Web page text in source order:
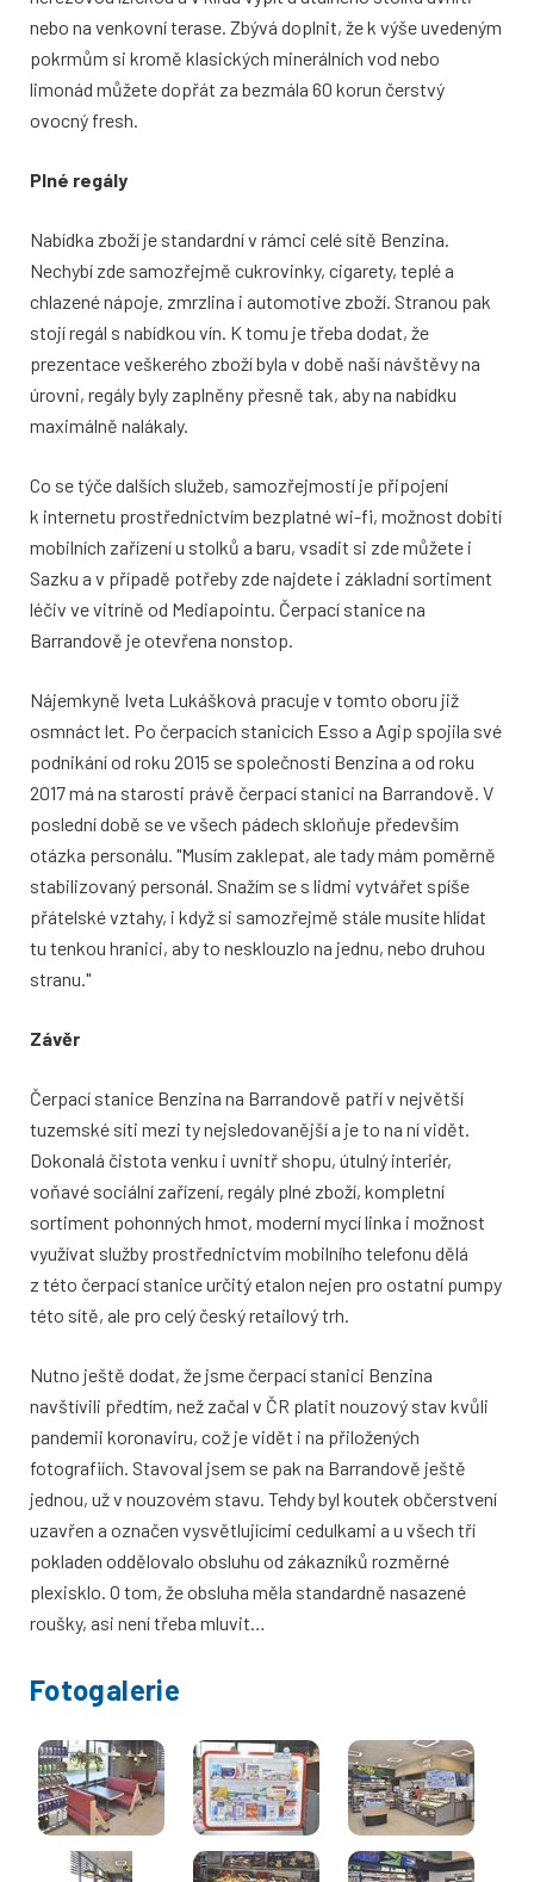
nebo na venkovní terase. Zbývá doplnit, že k výše uvedeným
pokrmům si kromě klasických minerálních vod nebo
limonád můžete dopřát za bezmála 60 korun čerstvý
ovocný fresh.
Plné regály
Nabídka zboží je standardní v rámci celé sítě Benzina.
Nechybí zde samozřejmě cukrovinky, cigarety, teplé a
chlazené nápoje, zmrzlina i automotive zboží. Stranou pak
stojí regál s nabídkou vín. K tomu je třeba dodat, že
prezentace veškerého zboží byla v době naší návštěvy na
úrovni, regály byly zaplněny přesně tak, aby na nabídku
maximálně nalákaly.
Co se týče dalších služeb, samozřejmostí je připojení
k internetu prostřednictvím bezplatné wi-fi, možnost dobití
mobilních zařízení u stolků a baru, vsadit si zde můžete i
Sazku a v případě potřeby zde najdete i základní sortiment
léčiv ve vitríně od Mediapointu. Čerpací stanice na
Barrandově je otevřena nonstop.
Nájemkyně Iveta Lukášková pracuje v tomto oboru již
osmnáct let. Po čerpacích stanicích Esso a Agip spojila své
podnikání od roku 2015 se společností Benzina a od roku
2017 má na starosti právě čerpací stanici na Barrandově. V
poslední době se ve všech pádech skloňuje především
otázka personálu. "Musím zaklepat, ale tady mám poměrně
stabilizovaný personál. Snažím se s lidmi vytvářet spíše
přátelské vztahy, i když si samozřejmě stále musíte hlídat
tu tenkou hranici, aby to nesklouzlo na jednu, nebo druhou
stranu."
Závěr
Čerpací stanice Benzina na Barrandově patří v největší
tuzemské síti mezi ty nejsledovanější a je to na ní vidět.
Dokonalá čistota venku i uvnitř shopu, útulný interiér,
voňavé sociální zařízení, regály plné zboží, kompletní
sortiment pohonných hmot, moderní mycí linka i možnost
využívat služby prostřednictvím mobilního telefonu dělá
z této čerpací stanice určitý etalon nejen pro ostatní pumpy
této sítě, ale pro celý český retailový trh.
Nutno ještě dodat, že jsme čerpací stanici Benzina
navštívili předtím, než začal v ČR platit nouzový stav kvůli
pandemii koronaviru, což je vidět i na přiložených
fotografiích. Stavoval jsem se pak na Barrandově ještě
jednou, už v nouzovém stavu. Tehdy byl koutek občerstvení
uzavřen a označen vysvětlujícími cedulkami a u všech tří
pokladen oddělovalo obsluhu od zákazníků rozměrné
plexisklo. O tom, že obsluha měla standardně nasazené
roušky, asi není třeba mluvit…
Fotogalerie